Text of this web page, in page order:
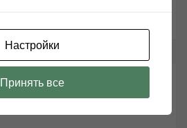
Настройки
Принять все